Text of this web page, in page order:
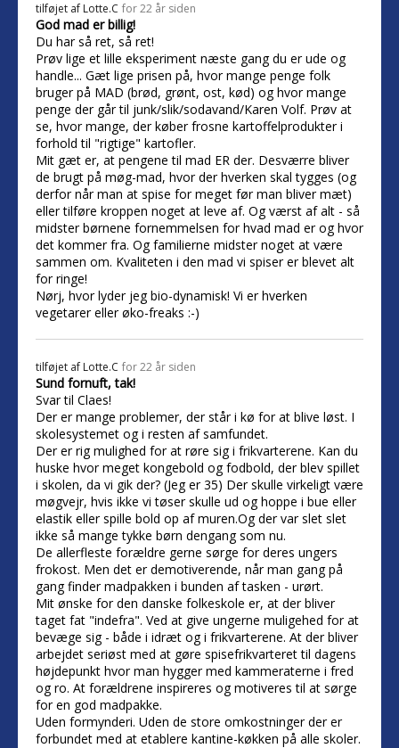
tilføjet af Lotte.C for 22 år siden
God mad er billig!
Du har så ret, så ret!
Prøv lige et lille eksperiment næste gang du er ude og
handle... Gæt lige prisen på, hvor mange penge folk
bruger på MAD (brød, grønt, ost, kød) og hvor mange
penge der går til junk/slik/sodavand/Karen Volf. Prøv at
se, hvor mange, der køber frosne kartoffelprodukter i
forhold til "rigtige" kartofler.
Mit gæt er, at pengene til mad ER der. Desværre bliver
de brugt på møg-mad, hvor der hverken skal tygges (og
derfor når man at spise for meget før man bliver mæt)
eller tilføre kroppen noget at leve af. Og værst af alt - så
midster børnene fornemmelsen for hvad mad er og hvor
det kommer fra. Og familierne midster noget at være
sammen om. Kvaliteten i den mad vi spiser er blevet alt
for ringe!
Nørj, hvor lyder jeg bio-dynamisk! Vi er hverken
vegetarer eller øko-freaks :-)
tilføjet af Lotte.C for 22 år siden
Sund fornuft, tak!
Svar til Claes!
Der er mange problemer, der står i kø for at blive løst. I
skolesystemet og i resten af samfundet.
Der er rig mulighed for at røre sig i frikvarterene. Kan du
huske hvor meget kongebold og fodbold, der blev spillet
i skolen, da vi gik der? (Jeg er 35) Der skulle virkeligt være
møgvejr, hvis ikke vi tøser skulle ud og hoppe i bue eller
elastik eller spille bold op af muren.Og der var slet slet
ikke så mange tykke børn dengang som nu.
De allerfleste forældre gerne sørge for deres ungers
frokost. Men det er demotiverende, når man gang på
gang finder madpakken i bunden af tasken - urørt.
Mit ønske for den danske folkeskole er, at der bliver
taget fat "indefra". Ved at give ungerne muligehed for at
bevæge sig - både i idræt og i frikvarterene. At der bliver
arbejdet seriøst med at gøre spisefrikvarteret til dagens
højdepunkt hvor man hygger med kammeraterne i fred
og ro. At forældrene inspireres og motiveres til at sørge
for en god madpakke.
Uden formynderi. Uden de store omkostninger der er
forbundet med at etablere kantine-køkken på alle skoler.